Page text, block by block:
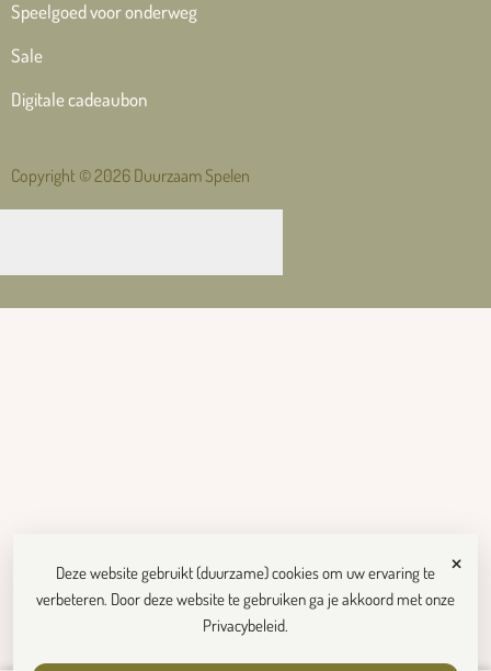
Speelgoed voor onderweg
Sale
Digitale cadeaubon
Copyright © 2026 Duurzaam Spelen
×
Deze website gebruikt (duurzame) cookies om uw ervaring te
verbeteren. Door deze website te gebruiken ga je akkoord met onze
Privacybeleid.